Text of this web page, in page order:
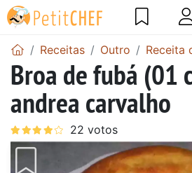
Receitas Outro Receita
Broa de fubá (01
andrea carvalho